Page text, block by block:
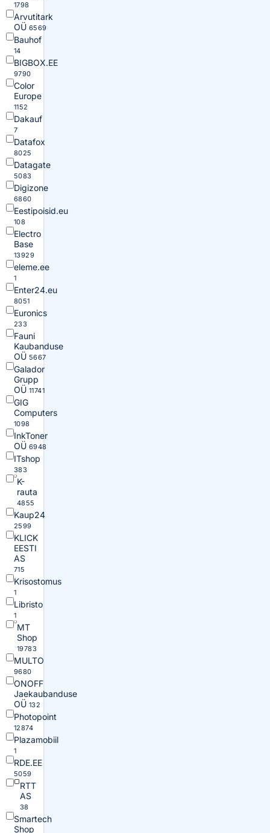
1798
Arvutitark
OÜ 6569
Bauhof
14
BIGBOX.EE
9790
Color
Europe
1152
Dakauf
7
Datafox
8025
Datagate
5083
Digizone
6860
Eestipoisid.eu
108
Electro
Base
13929
eleme.ee
1
Enter24.eu
8051
Euronics
233
Fauni
Kaubanduse
OÜ 5667
Galador
Grupp
OÜ 11741
GIG
Computers
1098
InkToner
OÜ 6948
ITshop
383
K-
rauta
4855
Kaup24
2599
KLICK
EESTI
AS
715
Krisostomus
1
Libristo
1
MT
Shop
19783
MULTO
9680
ONOFF
Jaekaubanduse
OÜ 132
Photopoint
12874
Plazamobiil
1
RDE.EE
5059
RTT
AS
38
Smartech
Shop